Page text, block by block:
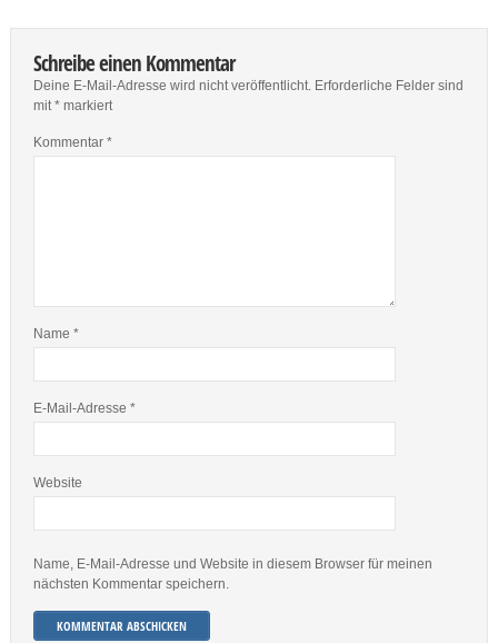
Schreibe einen Kommentar
Deine E-Mail-Adresse wird nicht veröffentlicht. Erforderliche Felder sind
mit*markiert
Kommentar *
Name *
E-Mail-Adresse *
Website
Name, E-Mail-Adresse und Website in diesem Browser für meinen
nächsten Kommentar speichern.